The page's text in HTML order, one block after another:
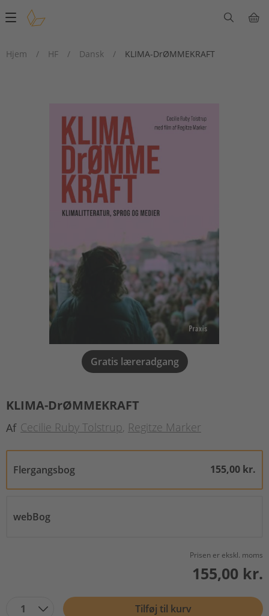
Main
Hjem
/ HF / Dansk / KLIMA-DrØMMEKRAFT
Gratis læreradgang
KLIMA-DrØMMEKRAFT
Af Cecilie Ruby Tolstrup Regitze Marker
Flergangsbog 155,00 kr.
webBog
Prisen er ekskl. moms
155,00 kr.
1 Tilføj til kurv